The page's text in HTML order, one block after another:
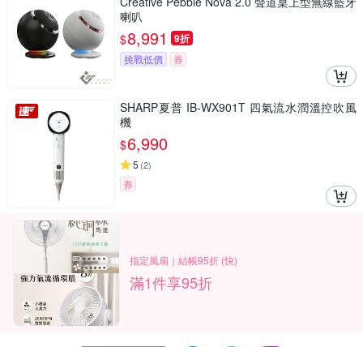
喇叭
$8,991 9折
挑戰低價 券
SHARP夏普 IB-WX901T 四氣流水潤溫控吹風
機
$6,990
5 (2)
券
指定風扇｜結帳95折 (快)
滿1件享95折